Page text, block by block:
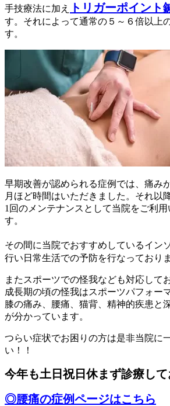
手技療法に加え
トリガーポイント
す。それによって通常の５～６倍以上
す。
早期改善が認められる症例では、痛み
月ほど時間はいただきました。それ以
1回のメンテナンスとして当院をご利用
す。
その間に当院でおすすめしているイン
行い日常生活での予防を行なっておりま
またスポーツでの怪我なども対応して
成長期の頃の怪我はスポーツパフォー
膝の痛み、腰痛、猫背、精神的疾患と
が分かっています。
つらい症状でお困りの方は是非当院に
い！！
今年も土日祝日休まず診療して
◎腰痛の症例ページはこちら